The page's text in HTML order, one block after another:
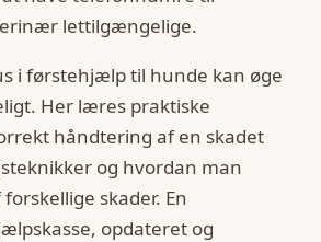
lettilgængelige.
i førstehjælp til hunde kan øge
Her læres praktiske
håndtering af en skadet
og hvordan man
skader. En
opdateret og